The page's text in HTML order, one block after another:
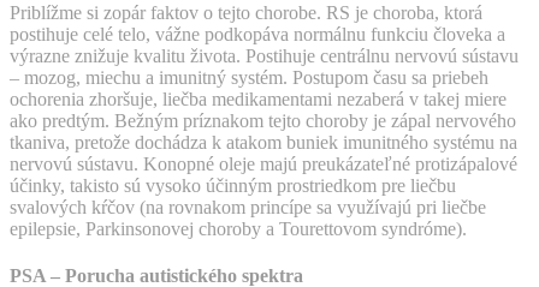
Priblížme si zopár faktov o tejto chorobe. RS je choroba, ktorá
postihuje celé telo, vážne podkopáva normálnu funkciu človeka a
výrazne znižuje kvalitu života. Postihuje centrálnu nervovú sústavu
– mozog, miechu a imunitný systém. Postupom času sa priebeh
ochorenia zhoršuje, liečba medikamentami nezaberá v takej miere
ako predtým. Bežným príznakom tejto choroby je zápal nervového
tkaniva, pretože dochádza k atakom buniek imunitného systému na
nervovú sústavu. Konopné oleje majú preukázateľné protizápalové
účinky, takisto sú vysoko účinným prostriedkom pre liečbu
svalových kŕčov (na rovnakom princípe sa využívajú pri liečbe
epilepsie, Parkinsonovej choroby a Tourettovom syndróme).
PSA – Porucha autistického spektra